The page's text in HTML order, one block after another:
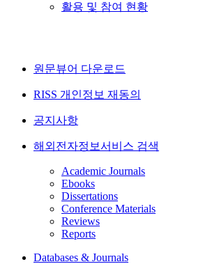
활용 및 참여 현황
원문뷰어 다운로드
RISS 개인정보 재동의
공지사항
해외전자정보서비스 검색
Academic Journals
Ebooks
Dissertations
Conference Materials
Reviews
Reports
Databases & Journals